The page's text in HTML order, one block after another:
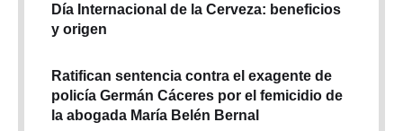
Día Internacional de la Cerveza: beneficios
y origen
Ratifican sentencia contra el exagente de
policía Germán Cáceres por el femicidio de
la abogada María Belén Bernal